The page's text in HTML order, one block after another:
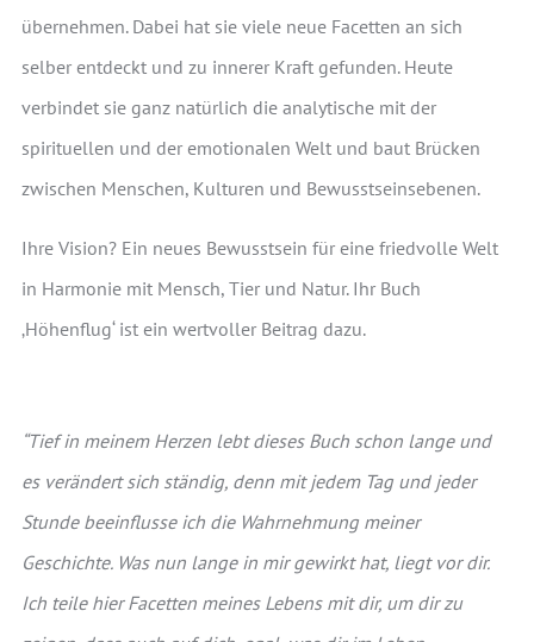
übernehmen. Dabei hat sie viele neue Facetten an sich
selber entdeckt und zu innerer Kraft gefunden. Heute
verbindet sie ganz natürlich die analytische mit der
spirituellen und der emotionalen Welt und baut Brücken
zwischen Menschen, Kulturen und Bewusstseinsebenen.
Ihre Vision? Ein neues Bewusstsein für eine friedvolle Welt
in Harmonie mit Mensch, Tier und Natur. Ihr Buch
‚Höhenflug‘ ist ein wertvoller Beitrag dazu.
“Tief in meinem Herzen lebt dieses Buch schon lange und
es verändert sich ständig, denn mit jedem Tag und jeder
Stunde beeinflusse ich die Wahrnehmung meiner
Geschichte. Was nun lange in mir gewirkt hat, liegt vor dir.
Ich teile hier Facetten meines Lebens mit dir, um dir zu